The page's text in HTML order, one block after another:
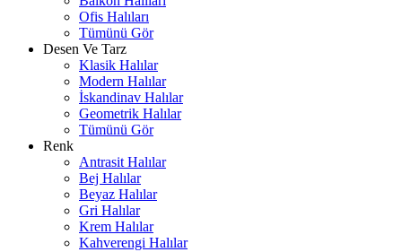
Ofis Halıları
Tümünü Gör
Desen Ve Tarz
Klasik Halılar
Modern Halılar
İskandinav Halılar
Geometrik Halılar
Tümünü Gör
Renk
Antrasit Halılar
Bej Halılar
Beyaz Halılar
Gri Halılar
Krem Halılar
Kahverengi Halılar